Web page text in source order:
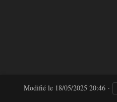
Modifié le 18/05/2025 20:46